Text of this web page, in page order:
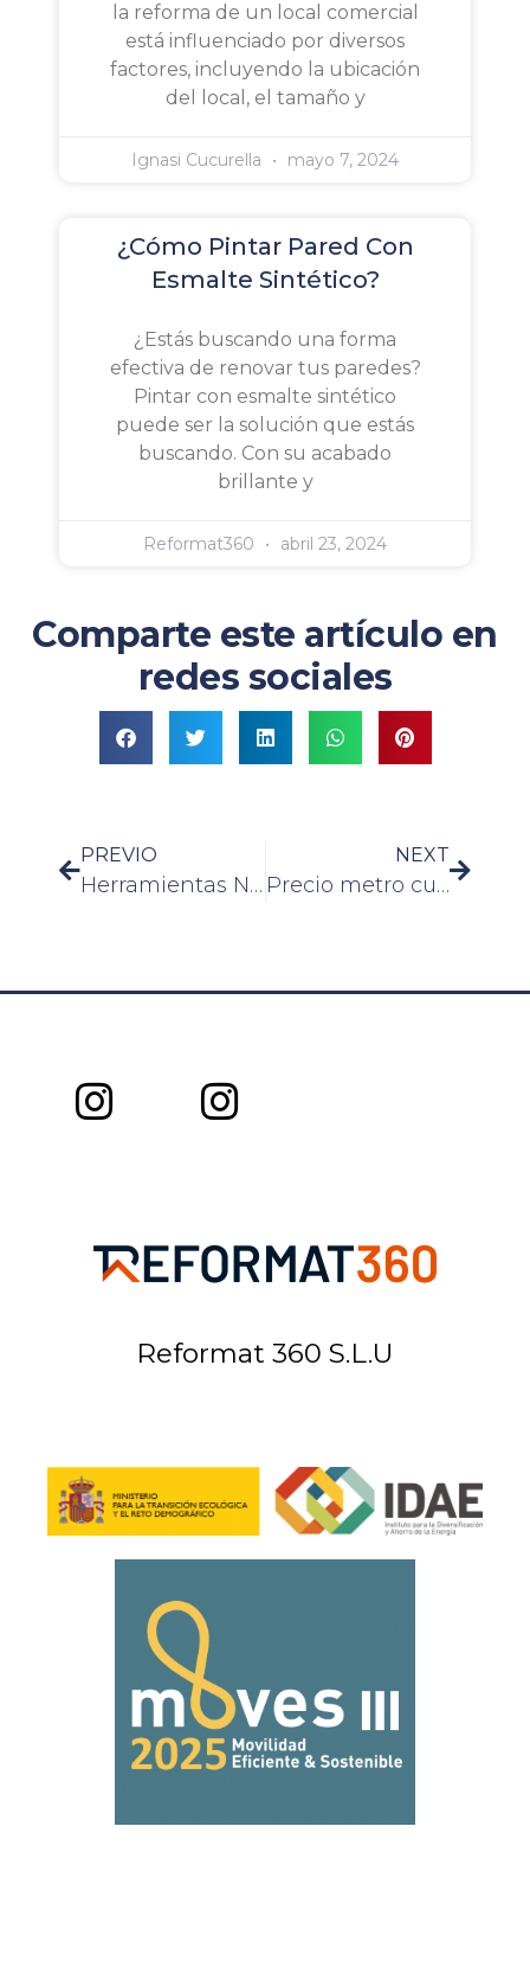
la reforma de un local comercial
está influenciado por diversos
factores, incluyendo la ubicación
del local, el tamaño y
Ignasi Cucurella mayo 7, 2024
¿Cómo Pintar Pared Con
Esmalte Sintético?
¿Estás buscando una forma
efectiva de renovar tus paredes?
Pintar con esmalte sintético
puede ser la solución que estás
buscando. Con su acabado
brillante y
Reformat360 abril 23, 2024
Comparte este artículo en
redes sociales
PREVIO
Herramientas Necesarias para Instalar Suelo Laminado
NEXT
Precio metro cuadrado tarima flotante colocada
Reformat 360 S.L.U